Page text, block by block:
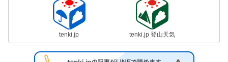
tenki.jp tenki.jp 登山天気